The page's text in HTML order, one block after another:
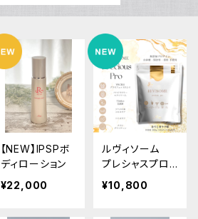
【NEW】IPSPボ
ディローション
¥22,000
ルヴィソーム
プレシャスプロ
（プロテイン）ほ
うじ茶ラテ/抹茶
¥10,800